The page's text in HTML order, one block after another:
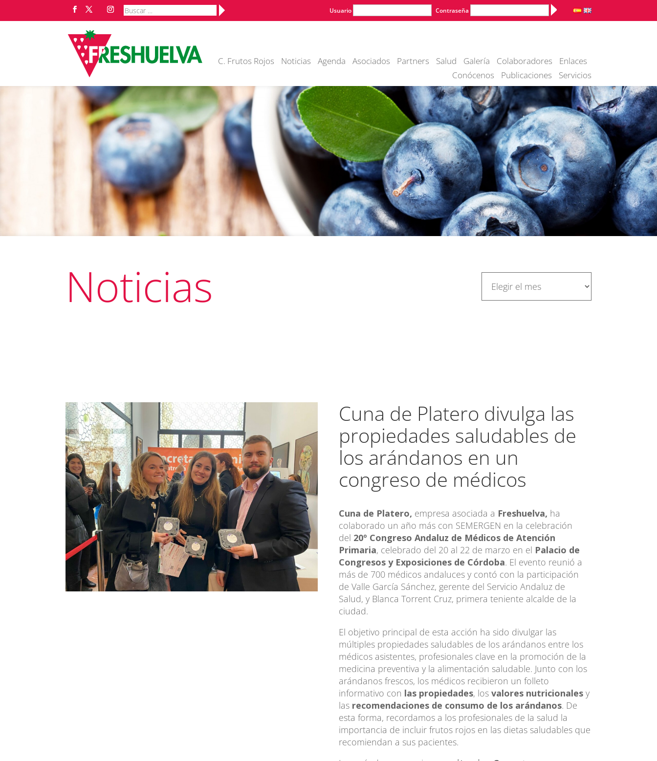
Usuario Contraseña Alternative:
C. Frutos Rojos Noticias Agenda Asociados Partners Salud Galería Colaboradores
Enlaces
Conócenos
Publicaciones Servicios
Noticias
Cuna de Platero divulga las
propiedades saludables de
los arándanos en un
congreso de médicos
Cuna de Platero, empresa asociada a Freshuelva, ha
colaborado un año más con SEMERGEN en la celebración
del 20º Congreso Andaluz de Médicos de Atención
Primaria, celebrado del 20 al 22 de marzo en el Palacio de
Congresos y Exposiciones de Córdoba. El evento reunió a
más de 700 médicos andaluces y contó con la participación
de Valle García Sánchez, gerente del Servicio Andaluz de
Salud, y Blanca Torrent Cruz, primera teniente alcalde de la
ciudad.
El objetivo principal de esta acción ha sido divulgar las
múltiples propiedades saludables de los arándanos entre los
médicos asistentes, profesionales clave en la promoción de la
medicina preventiva y la alimentación saludable. Junto con los
arándanos frescos, los médicos recibieron un folleto
informativo con las propiedades, losvalores nutricionales y
las recomendaciones de consumo de los arándanos. De
esta forma, recordamos a los profesionales de la salud la
importancia de incluir frutos rojos en las dietas saludables que
recomiendan a sus pacientes.